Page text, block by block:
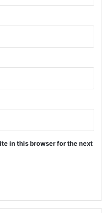
in this browser for the next